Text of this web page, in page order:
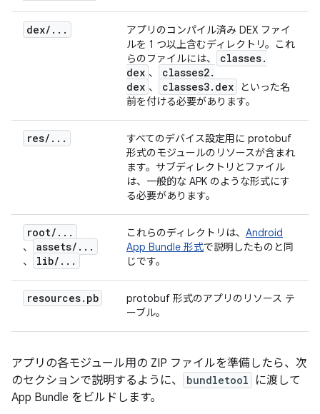
dex/ . . .
アプリのコンパイル済み DEX ファイ
ルを 1 つ以上含むディレクトリ。これ
らのファイルには、
classes.
dex 、 classes2.
dex 、 classes3. dex
といった名
前を付ける必要があります。
res/ . . .
すべてのデバイス設定用に protobuf
形式のモジュールのリソースが含まれ
ます。サブディレクトリとファイル
は、一般的な APK のような形式にす
る必要があります。
root/ . . .
、 assets/ . . .
、 lib/ . . .
これらのディレクトリは、 Android
App Bundle 形式で説明したものと同
じです。
resources. pb
protobuf 形式のアプリのリソース テ
ーブル。
アプリの各モジュール用の ZIP ファイルを準備したら、次
のセクションで説明するように、
bundletool
に渡して
App Bundle をビルドします。